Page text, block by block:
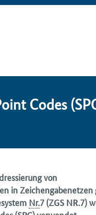
Codes
von
in Zeichengabenetzen
Nr.7 (ZGS NR.7)